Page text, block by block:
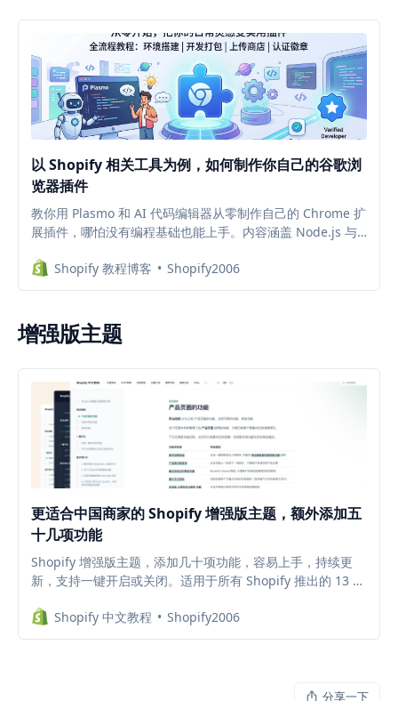
以 Shopify 相关工具为例，如何制作你自己的谷歌浏
览器插件
教你用 Plasmo 和 AI 代码编辑器从零制作自己的 Chrome 扩
展插件，哪怕没有编程基础也能上手。内容涵盖 Node.js 与
核，以及设置隐私政策和申请蓝色认证徽章等完整流程，特别
适合想把日常灵感做成实用插件的用户
Shopify 教程博客 Shopify2006
增强版主题
更适合中国商家的 Shopify 增强版主题，额外添加五
十几项功能
Shopify 增强版主题，添加几十项功能，容易上手，持续更
新，支持一键开启或关闭。适用于所有 Shopify 推出的 13 款
店铺用什么主题比较好？哪款主题更好用？
Shopify 中文教程 Shopify2006
分享一下